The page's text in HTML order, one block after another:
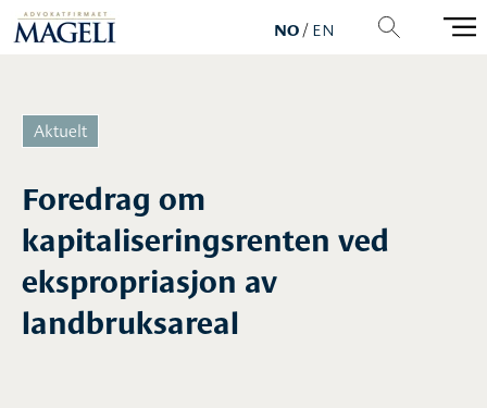
NO/EN
Foredrag om
kapitaliseringsrenten ved
ekspropriasjon av
landbruksareal